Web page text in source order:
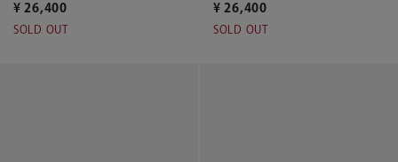
¥ 26,400
SOLD OUT
¥ 26,400
SOLD OUT